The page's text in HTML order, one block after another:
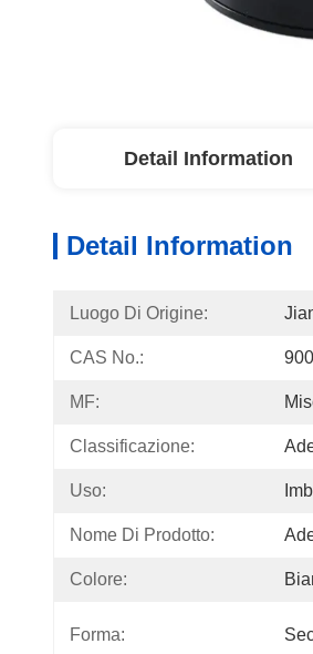
Detail Information
Detail Information
Luogo Di Origine:
CAS No.:
MF:
Classificazione:
Uso:
Nome Di Prodotto:
Colore:
Forma: